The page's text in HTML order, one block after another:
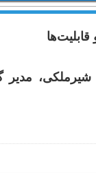
شیرملکی،